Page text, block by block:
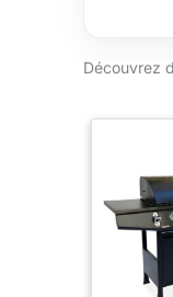
Découvrez